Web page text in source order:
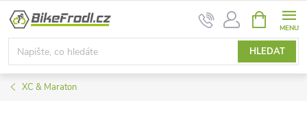
Přejít
obsah
HLEDAT
NÁKUPNÍ
KOŠÍK
XC & Maraton